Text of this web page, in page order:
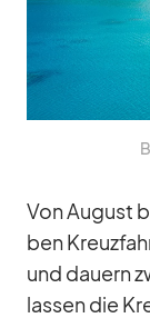
Von Au­gust
ben
und dau­ern
las­sen die